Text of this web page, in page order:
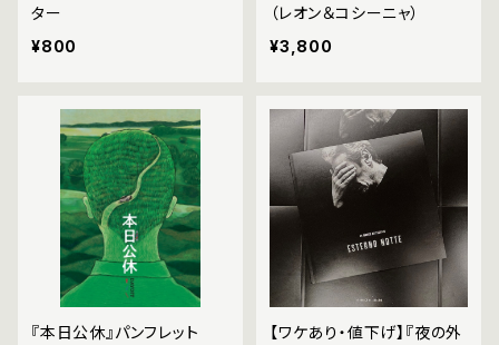
ター
¥800
（レオン＆コシーニャ）
¥3,800
『本日公休』パンフレット
【ワケあり・値下げ】『夜の外